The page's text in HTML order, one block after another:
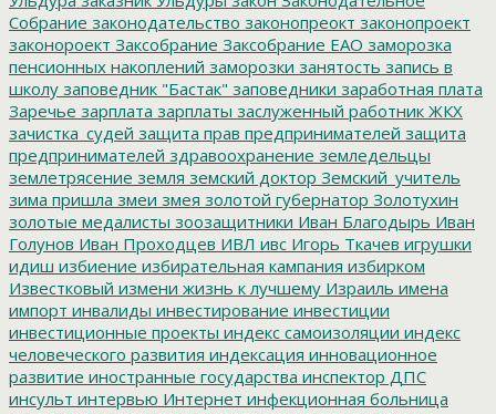
Собрание законодательство законопреокт законопроект
законороект Заксобрание Заксобрание ЕАО заморозка
пенсионных накоплений заморозки занятость запись в
школу заповедник "Бастак" заповедники заработная плата
Заречье зарплата зарплаты заслуженный работник ЖКХ
зачистка_судей защита прав предпринимателей защита
предпринимателей здравоохранение земледельцы
землетрясение земля земский доктор Земский_учитель
зима пришла змеи змея золотой губернатор Золотухин
золотые медалисты зоозащитники Иван Благодырь Иван
Голунов Иван Проходцев ИВЛ ивс Игорь Ткачев игрушки
идиш избиение избирательная кампания избирком
Известковый измени жизнь к лучшему Израиль имена
импорт инвалиды инвестирование инвестиции
инвестиционные проекты индекс самоизоляции индекс
человеческого развития индексация инновационное
развитие иностранные государства инспектор ДПС
инсульт интервью Интернет инфекционная больница